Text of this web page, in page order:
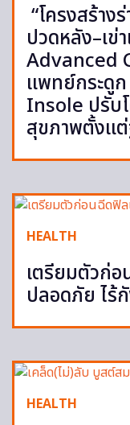
“โครงสร้า
ปวดหลัง–เข่
Advanced
แพทย์กระดู
Insole ปรับ
สุขภาพตั้งแต่
HEALTH
เตรียมตัวก่อ
ปลอดภัย ไร้
HEALTH